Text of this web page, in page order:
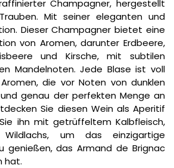
Champagner, hergestellt
Mit seiner eleganten und
Dieser Champagner bietet eine
von Aromen, darunter Erdbeere,
und Kirsche, mit subtilen
Mandelnoten. Jede Blase ist voll
die vor Noten von dunklen
und genau der perfekten Menge an
Sie diesen Wein als Aperitif
ihn mit getrüffeltem Kalbfleisch,
um das einzigartige
genießen, das Armand de Brignac
hat.